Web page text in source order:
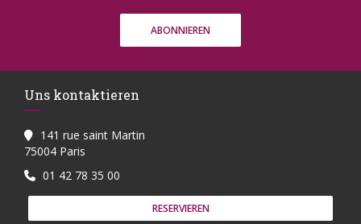
ABONNIEREN
Uns kontaktieren
141 rue saint Martin
75004 Paris
01 42 78 35 00
RESERVIEREN